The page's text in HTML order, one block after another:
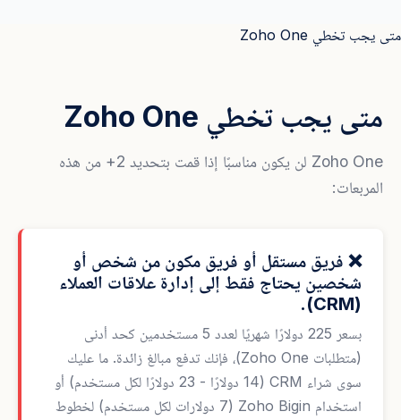
متى يجب تخطي Zoho One
متى يجب تخطي Zoho One
Zoho One لن يكون مناسبًا إذا قمت بتحديد 2+ من هذه
المربعات:
❌ فريق مستقل أو فريق مكون من شخص أو
شخصين يحتاج فقط إلى إدارة علاقات العملاء
(CRM).
بسعر 225 دولارًا شهريًا لعدد 5 مستخدمين كحد أدنى
(متطلبات Zoho One)، فإنك تدفع مبالغ زائدة. ما عليك
سوى شراء CRM (14 دولارًا - 23 دولارًا لكل مستخدم) أو
استخدام Zoho Bigin (7 دولارات لكل مستخدم) لخطوط